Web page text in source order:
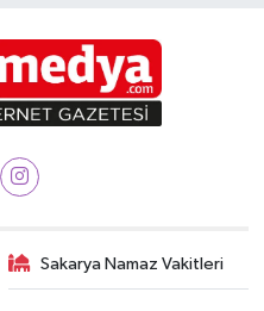
Sakarya Namaz Vakitleri